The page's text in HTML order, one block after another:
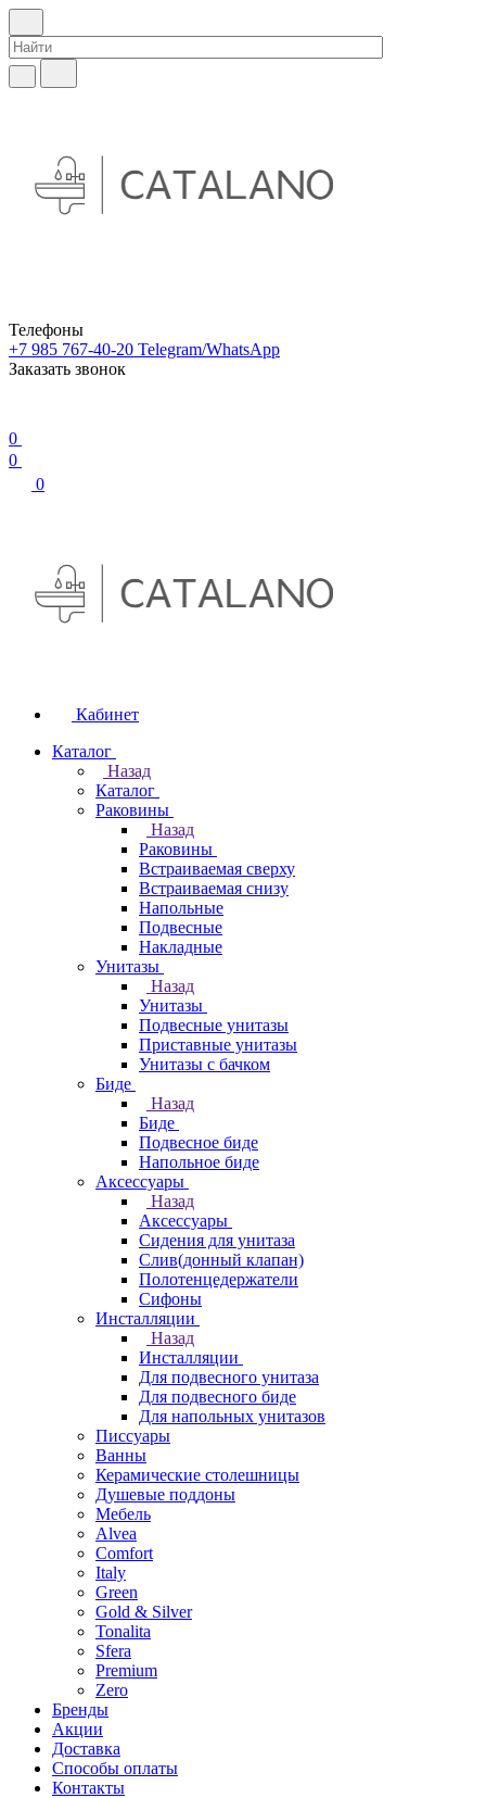
Телефоны
+7 985 767-40-20 Telegram/WhatsApp
Заказать звонок
0
0
0
Кабинет
Каталог
Назад
Каталог
Раковины
Назад
Раковины
Встраиваемая сверху
Встраиваемая снизу
Напольные
Подвесные
Накладные
Унитазы
Назад
Унитазы
Подвесные унитазы
Приставные унитазы
Унитазы с бачком
Биде
Назад
Биде
Подвесное биде
Напольное биде
Аксессуары
Назад
Аксессуары
Сидения для унитаза
Слив(донный клапан)
Полотенцедержатели
Сифоны
Инсталляции
Назад
Инсталляции
Для подвесного унитаза
Для подвесного биде
Для напольных унитазов
Писсуары
Ванны
Керамические столешницы
Душевые поддоны
Мебель
Alvea
Comfort
Italy
Green
Gold & Silver
Tonalita
Sfera
Premium
Zero
Бренды
Акции
Доставка
Способы оплаты
Контакты